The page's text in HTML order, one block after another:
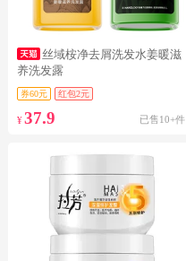
丝域桉净去屑洗发水姜暖滋
养洗发露
券60元 红包2元
¥ 37.9 已售10+件